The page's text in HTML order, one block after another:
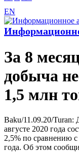
EN
За 8
добыча
1,5 млн
Baku/11.09.20/Turan:
августе 2020 года
2,5% по сравнению
года. Об этом